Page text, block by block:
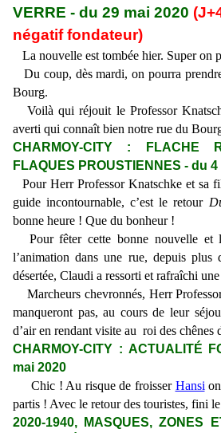
VERRE - du 29 mai 2020
négatif fondateur)
La nouvelle est tombée hier. Super on
Du coup, dès mardi, on pourra
Bourg.
Voilà qui réjouit le Professor
averti qui connaît bien notre rue du
CHARMOY-CITY : FLACHE
FLAQUES PROUSTIENNES - du
Pour Herr Professor Knatschke et sa
guide incontournable, c’est le retour
bonne heure ! Que du bonheur !
Pour fêter cette bonne nouvelle et
l’animation dans une rue, depuis plus
désertée, Claudi a ressorti et rafraîchi
Marcheurs chevronnés, Herr
manqueront pas, au cours de leur
d’air en rendant visite au roi des chênes
CHARMOY-CITY : ACTUALITÉ
mai 2020
Chic ! Au risque de froisser Hansi
partis ! Avec le retour des touristes, fini
2020-1940, MASQUES, ZONES